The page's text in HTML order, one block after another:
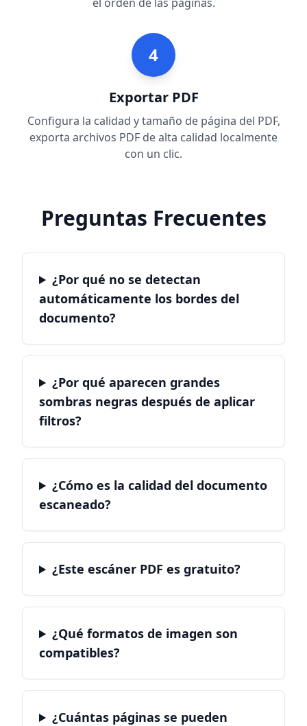
4
Exportar PDF
Configura la calidad y tamaño de página del PDF,
exporta archivos PDF de alta calidad localmente
con un clic.
Preguntas Frecuentes
¿Por qué no se detectan
automáticamente los bordes del
documento?
¿Por qué aparecen grandes
sombras negras después de aplicar
filtros?
¿Cómo es la calidad del documento
escaneado?
¿Este escáner PDF es gratuito?
¿Qué formatos de imagen son
compatibles?
¿Cuántas páginas se pueden